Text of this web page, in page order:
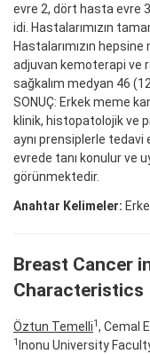
evre 2, dört hasta evre
idi. Hastalarımızın
Hastalarımızın
adjuvan kemoterapi ve
sağkalım medyan 46
SONUÇ: Erkek meme
klinik, histopatolojik ve
aynı prensiplerle tedavi
evrede tanı konulur ve
görünmektedir.
Anahtar Kelimeler:
Breast Cancer
Characteristics
Öztun Temelli1, Cemal
1 Inonu University